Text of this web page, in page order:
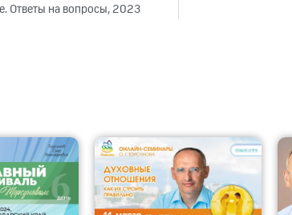
Ответы на вопросы, 2023